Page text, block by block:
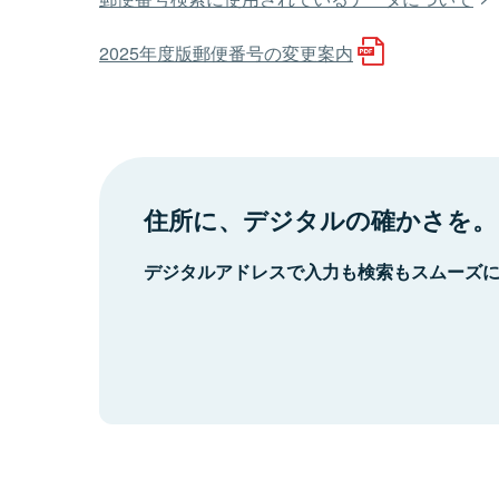
2025年度版郵便番号の変更案内
住所に、デジタルの確かさを。
デジタルアドレスで入力も検索もスムーズ